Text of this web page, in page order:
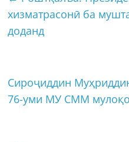
хизматрасонӣ ба
доданд
Сироҷиддин
76-уми МУ СММ